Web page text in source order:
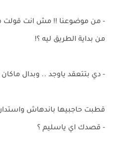
- من موضوعنا !! مش انت قولت
من بداية الطريق ليه ؟!
- دي بتتعقد ياوجد .. وبدال
قطبت حاجبيها باندهاش
- قصدك اي ياسليم ؟